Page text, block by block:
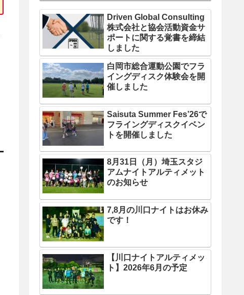
Driven Global Consulting
株式会社と協会活動資金サ
ポートに関する覚書を締結
しました
白岡市総合運動公園でフラ
イングディスク体験会を開
催しました
Saisuta Summer Fes’26で
フライングディスクイベン
トを開催しました
8月31日（月）埼玉スタジ
アムナイトアルティメット
のお知らせ
7,8月の川口ナイトはお休み
です！
【川口ナイトアルティメッ
ト】2026年6月の予定